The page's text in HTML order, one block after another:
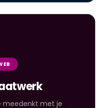
meedenkt met je